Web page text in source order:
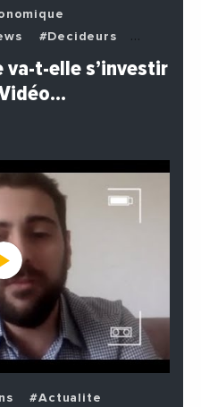
#Decideurs
#Economie
va-t-elle s’investir
#Actualite